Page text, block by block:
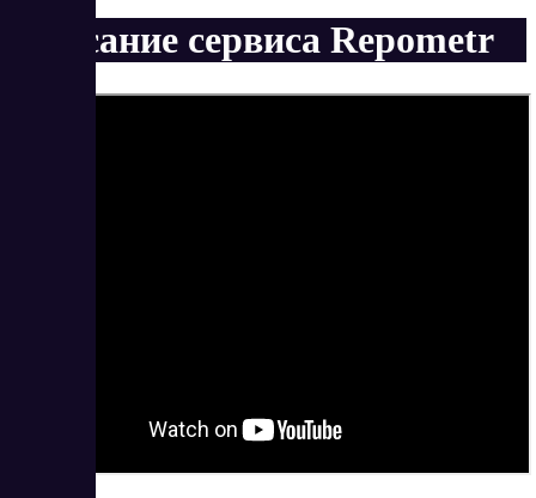
Описание сервиса Repometr